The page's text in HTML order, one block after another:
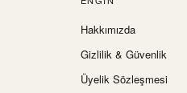
Hakkımızda
Gizlilik & Güvenlik
Üyelik Sözleşmesi